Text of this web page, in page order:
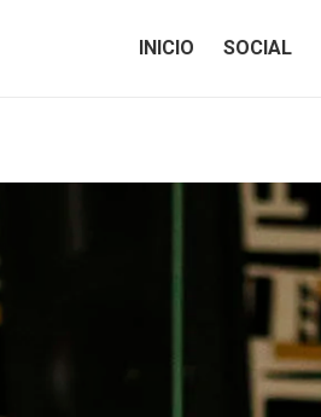
INICIO SOCIAL
INICIO SOCIAL